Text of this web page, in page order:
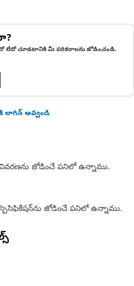
లేదో చూడటానికి మీ పరికరాలను జోడించండి.
లాగిన్ అవ్వండి
జోడించే పనిలో ఉన్నాము.
జోడించే పనిలో ఉన్నాము.